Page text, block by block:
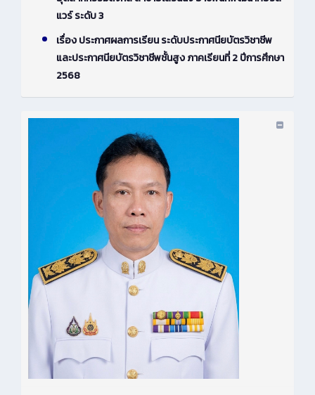
แวร์ ระดับ 3
เรื่อง ประกาศผลการเรียน ระดับประกาศนียบัตรวิชาชีพ
และประกาศนียบัตรวิชาชีพชั้นสูง ภาคเรียนที่ 2 ปีการศึกษา
2568